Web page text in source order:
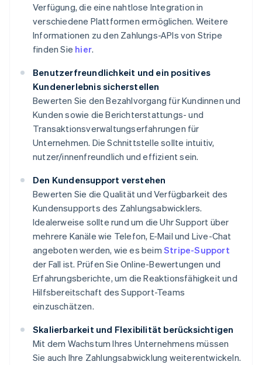
Verfügung, die eine nahtlose Integration in
verschiedene Plattformen ermöglichen. Weitere
Informationen zu den Zahlungs-APIs von Stripe
finden Sie hier.
Benutzerfreundlichkeit und ein positives
Kundenerlebnis sicherstellen
Bewerten Sie den Bezahlvorgang für Kundinnen und
Kunden sowie die Berichterstattungs- und
Transaktionsverwaltungserfahrungen für
Unternehmen. Die Schnittstelle sollte intuitiv,
nutzer/innenfreundlich und effizient sein.
Den Kundensupport verstehen
Bewerten Sie die Qualität und Verfügbarkeit des
Kundensupports des Zahlungsabwicklers.
Idealerweise sollte rund um die Uhr Support über
mehrere Kanäle wie Telefon, E-Mail und Live-Chat
angeboten werden, wie es beim Stripe-Support
der Fall ist. Prüfen Sie Online-Bewertungen und
Erfahrungsberichte, um die Reaktionsfähigkeit und
Hilfsbereitschaft des Support-Teams
einzuschätzen.
Skalierbarkeit und Flexibilität berücksichtigen
Mit dem Wachstum Ihres Unternehmens müssen
Sie auch Ihre Zahlungsabwicklung weiterentwickeln.